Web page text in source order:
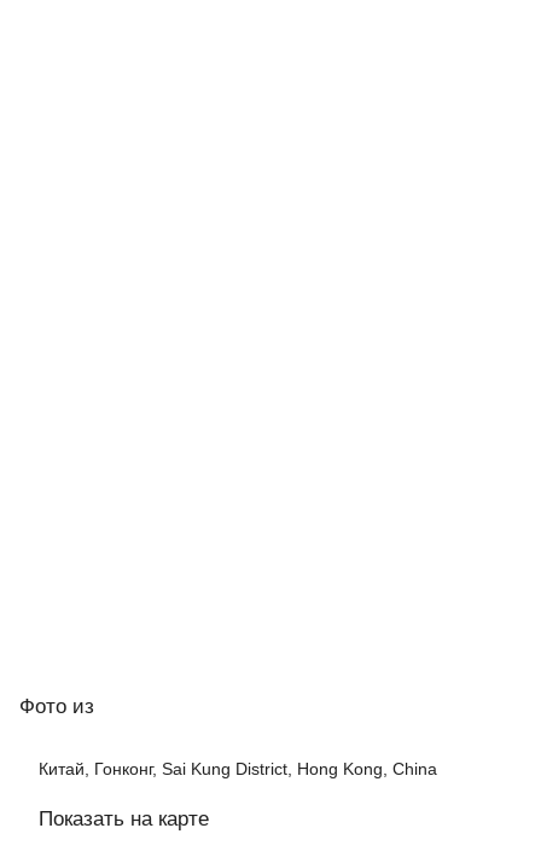
Фото из
Китай, Гонконг, Sai Kung District, Hong Kong, China
Показать на карте